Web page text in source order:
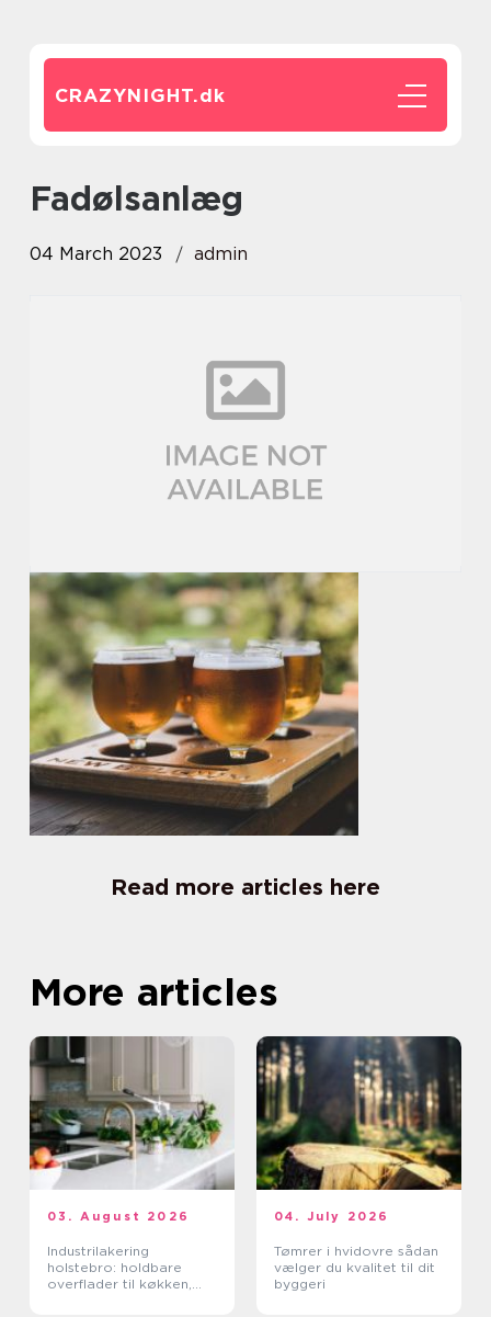
CRAZYNIGHT.dk
fadølsanlæg
04 March 2023 admin
Read more articles here
More articles
03. August 2026
Industrilakering
holstebro: holdbare
overflader til køkken,
04. July 2026
Tømrer i hvidovre sådan
vælger du kvalitet til dit
byggeri